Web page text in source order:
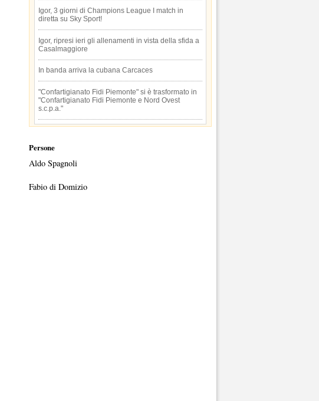
Igor, 3 giorni di Champions League I match in
diretta su Sky Sport!
Igor, ripresi ieri gli allenamenti in vista della sfida a
Casalmaggiore
In banda arriva la cubana Carcaces
"Confartigianato Fidi Piemonte" si è trasformato in
"Confartigianato Fidi Piemonte e Nord Ovest
s.c.p.a."
Persone
Aldo Spagnoli
Fabio di Domizio